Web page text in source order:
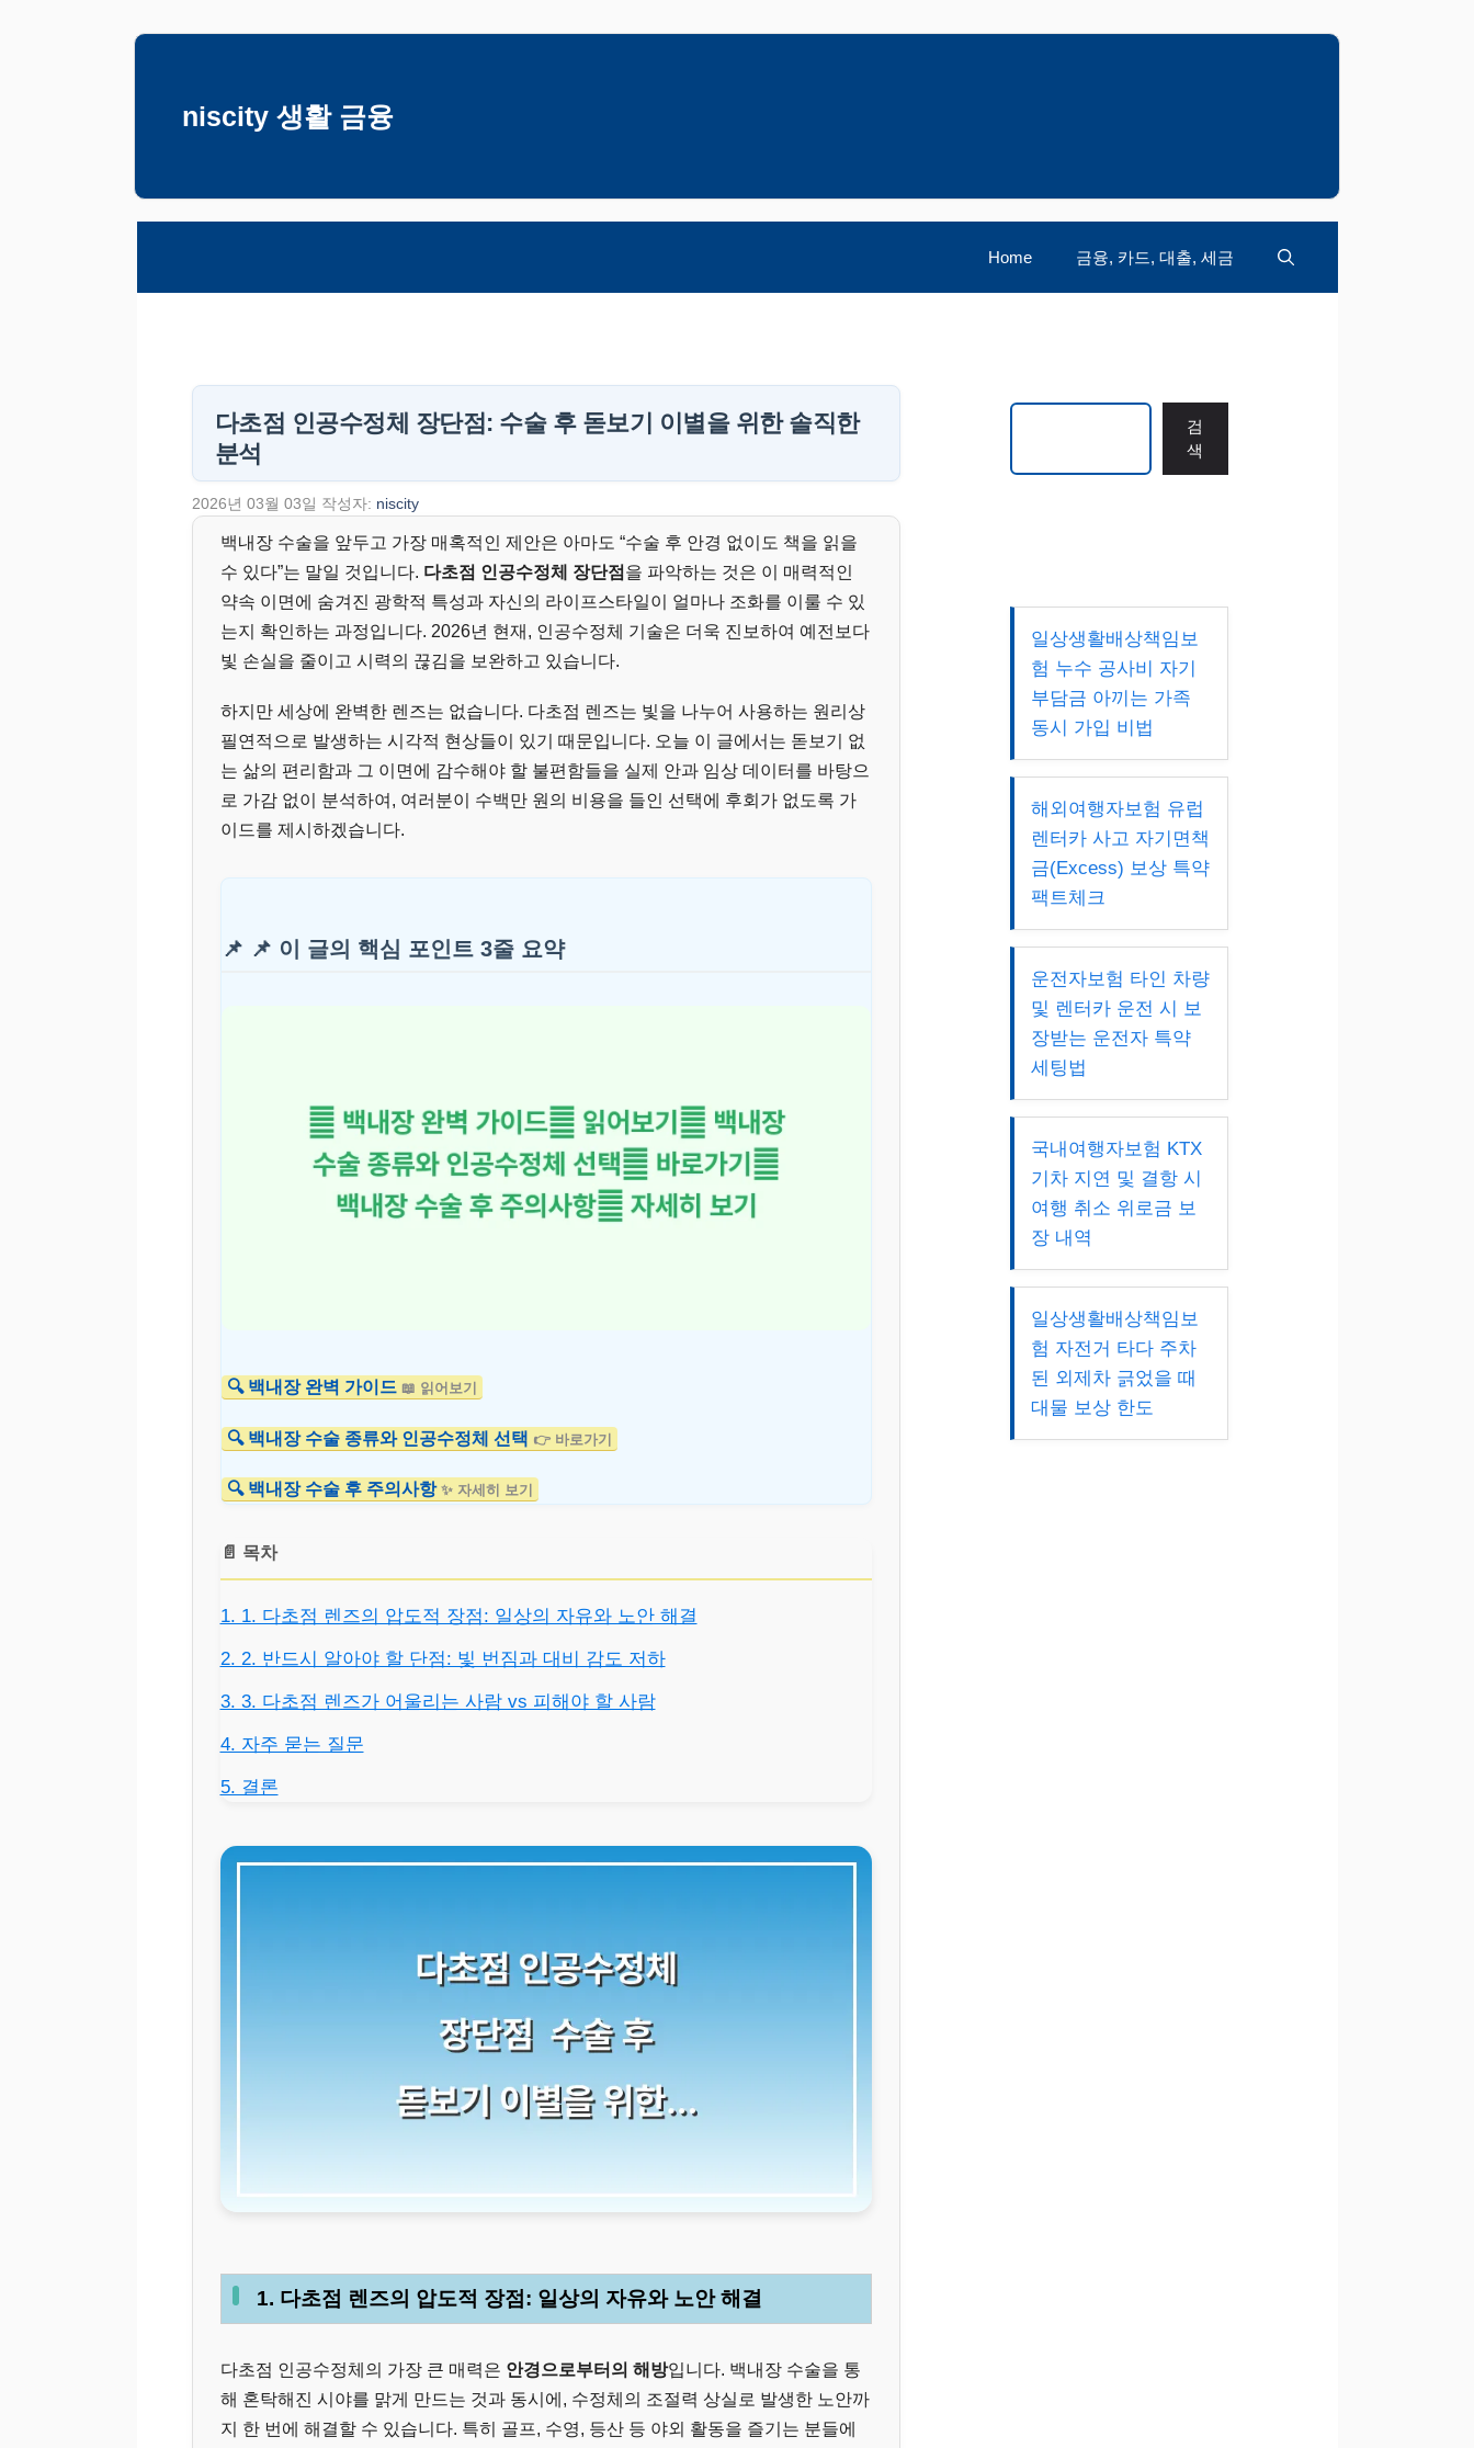
niscity 생활 금융
Home 금융, 카드, 대출, 세금
다초점 인공수정체 장단점: 수술 후 돋보기 이별을 위한 솔직한
분석
2026년 03월 03일 작성자: niscity
백내장 수술을 앞두고 가장 매혹적인 제안은 아마도 “수술 후 안경 없이도 책을 읽을
수 있다”는 말일 것입니다. 다초점 인공수정체 장단점 을 파악하는 것은 이 매력적인
약속 이면에 숨겨진 광학적 특성과 자신의 라이프스타일이 얼마나 조화를 이룰 수 있
는지 확인하는 과정입니다. 2026년 현재, 인공수정체 기술은 더욱 진보하여 예전보다
빛 손실을 줄이고 시력의 끊김을 보완하고 있습니다.
하지만 세상에 완벽한 렌즈는 없습니다. 다초점 렌즈는 빛을 나누어 사용하는 원리상
필연적으로 발생하는 시각적 현상들이 있기 때문입니다. 오늘 이 글에서는 돋보기 없
는 삶의 편리함과 그 이면에 감수해야 할 불편함들을 실제 안과 임상 데이터를 바탕으
로 가감 없이 분석하여, 여러분이 수백만 원의 비용을 들인 선택에 후회가 없도록 가
이드를 제시하겠습니다.
📌 📌 이 글의 핵심 포인트 3줄 요약
🔍 백내장 완벽 가이드 📖 읽어보기
🔍 백내장 수술 종류와 인공수정체 선택 👉 바로가기
🔍 백내장 수술 후 주의사항 ✨ 자세히 보기
📄 목차
1. 1. 다초점 렌즈의 압도적 장점: 일상의 자유와 노안 해결
2. 2. 반드시 알아야 할 단점: 빛 번짐과 대비 감도 저하
3. 3. 다초점 렌즈가 어울리는 사람 vs 피해야 할 사람
4. 자주 묻는 질문
5. 결론
1. 다초점 렌즈의 압도적 장점: 일상의 자유와 노안 해결
다초점 인공수정체의 가장 큰 매력은 안경으로부터의 해방입니다. 백내장 수술을 통
해 혼탁해진 시야를 맑게 만드는 것과 동시에, 수정체의 조절력 상실로 발생한 노안까
지 한 번에 해결할 수 있습니다. 특히 골프, 수영, 등산 등 야외 활동을 즐기는 분들에
검
색
일상생활배상책임보
험 누수 공사비 자기
부담금 아끼는 가족
동시 가입 비법
해외여행자보험 유럽
렌터카 사고 자기면책
금(Excess) 보상 특약
팩트체크
운전자보험 타인 차량
및 렌터카 운전 시 보
장받는 운전자 특약
세팅법
국내여행자보험 KTX
기차 지연 및 결항 시
여행 취소 위로금 보
장 내역
일상생활배상책임보
험 자전거 타다 주차
된 외제차 긁었을 때
대물 보상 한도